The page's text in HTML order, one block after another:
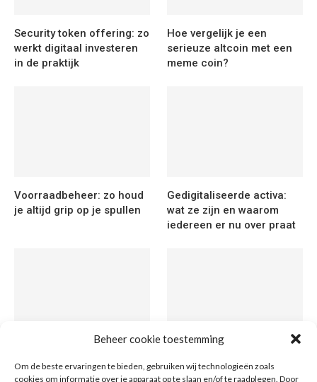
Beheer cookie toestemming
Om de beste ervaringen te bieden, gebruiken wij technologieën zoals
cookies om informatie over je apparaat op te slaan en/of te raadplegen. Door
Security token offering: zo
werkt digitaal investeren
in de praktijk
Hoe vergelijk je een
serieuze altcoin met een
meme coin?
Voorraadbeheer: zo houd
je altijd grip op je spullen
Gedigitaliseerde activa:
wat ze zijn en waarom
iedereen er nu over praat
metaverse: wat is het en
van tekstverwerkende